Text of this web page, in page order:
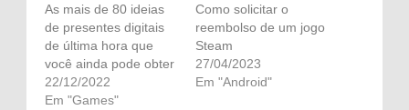
As mais de 80 ideias
de presentes digitais
de última hora que
você ainda pode obter
22/12/2022
Em "Games"
Como solicitar o
reembolso de um jogo
Steam
27/04/2023
Em "Android"